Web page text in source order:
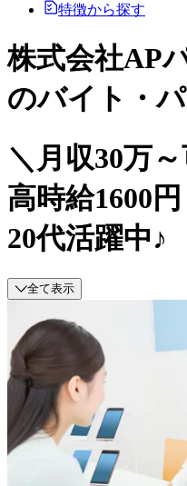
特徴から探す
株式会社AP
のバイト・
＼月収30万
高時給1600
20代活躍中♪
全て表示